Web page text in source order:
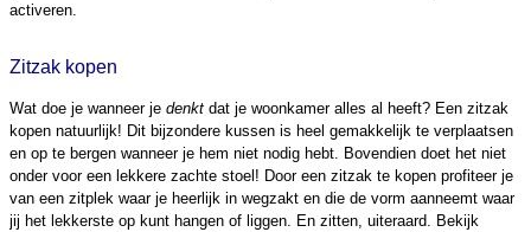
activeren.
Zitzak kopen
Wat doe je wanneer je denkt dat je woonkamer alles al heeft? Een zitzak
kopen natuurlijk! Dit bijzondere kussen is heel gemakkelijk te verplaatsen
en op te bergen wanneer je hem niet nodig hebt. Bovendien doet het niet
onder voor een lekkere zachte stoel! Door een zitzak te kopen profiteer je
van een zitplek waar je heerlijk in wegzakt en die de vorm aanneemt waar
jij het lekkerste op kunt hangen of liggen. En zitten, uiteraard. Bekijk